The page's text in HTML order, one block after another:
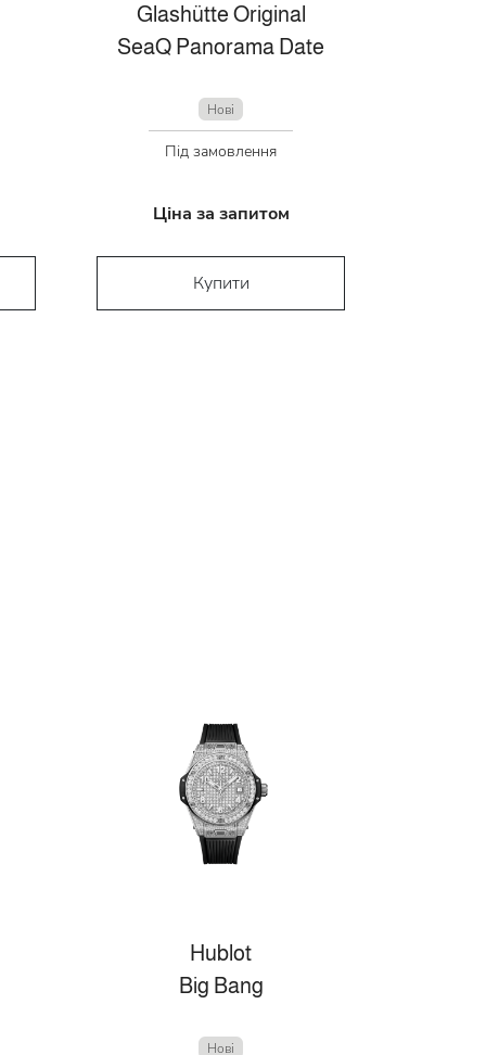
Glashütte Original
SeaQ Panorama Date
Нові
Під замовлення
Ціна за запитом
Купити
Hublot
Big Bang
Нові